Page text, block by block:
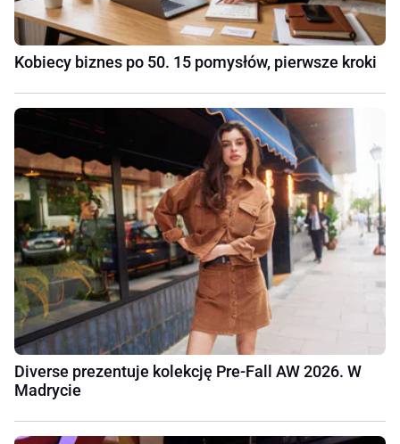
Kobiecy biznes po 50. 15 pomysłów, pierwsze kroki
Diverse prezentuje kolekcję Pre-Fall AW 2026. W
Madrycie